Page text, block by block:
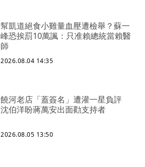
幫凱道絕食小雞量血壓遭檢舉？蘇一
峰恐挨罰10萬諷：只准賴總統當賴醫
師
2026.08.04 14:35
饒河老店「蓋簽名」遭灌一星負評
沈伯洋盼蔣萬安出面勸支持者
2026.08.05 13:50